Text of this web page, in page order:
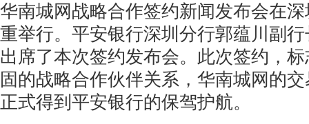
华南城网战略合作签约新闻发布会在
重举行。平安银行深圳分行郭蕴川副
出席了本次签约发布会。此次签约，
固的战略合作伙伴关系，华南城网的
正式得到平安银行的保驾护航。